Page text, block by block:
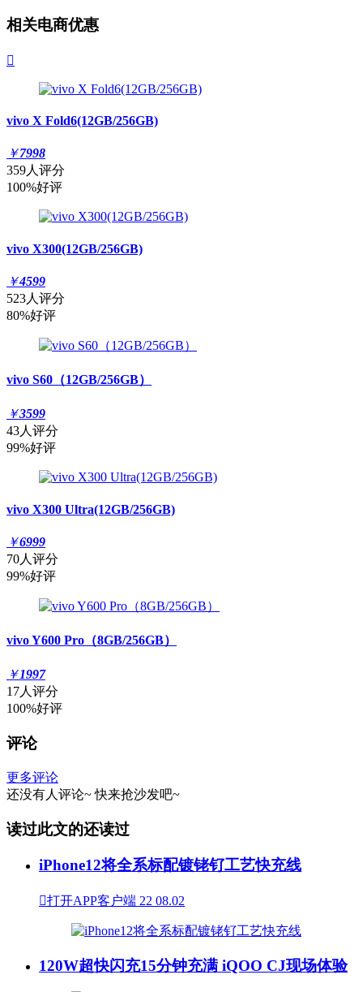
相关电商优惠

vivo X Fold6(12GB/256GB)
￥7998
359人评分
100%好评
vivo X300(12GB/256GB)
￥4599
523人评分
80%好评
vivo S60（12GB/256GB）
￥3599
43人评分
99%好评
vivo X300 Ultra(12GB/256GB)
￥6999
70人评分
99%好评
vivo Y600 Pro（8GB/256GB）
￥1997
17人评分
100%好评
评论
更多评论
还没有人评论~ 快来抢沙发吧~
读过此文的还读过
iPhone12将全系标配镀铑钌工艺快充线
打开APP客户端 22 08.02
120W超快闪充15分钟充满 iQOO CJ现场体验